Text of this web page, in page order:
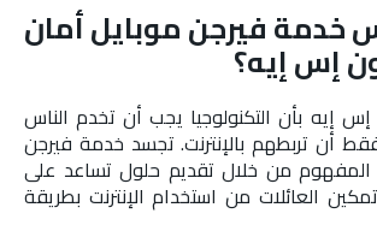
فيرجن موبايل أمان
إس إيه؟
إيه بأن التكنولوجيا يجب أن تخدم الناس
أن تربطهم بالإنترنت. تجسد خدمة فيرجن
المفهوم من خلال تقديم حلول تساعد على
العائلات من استخدام الإنترنت بطريقة